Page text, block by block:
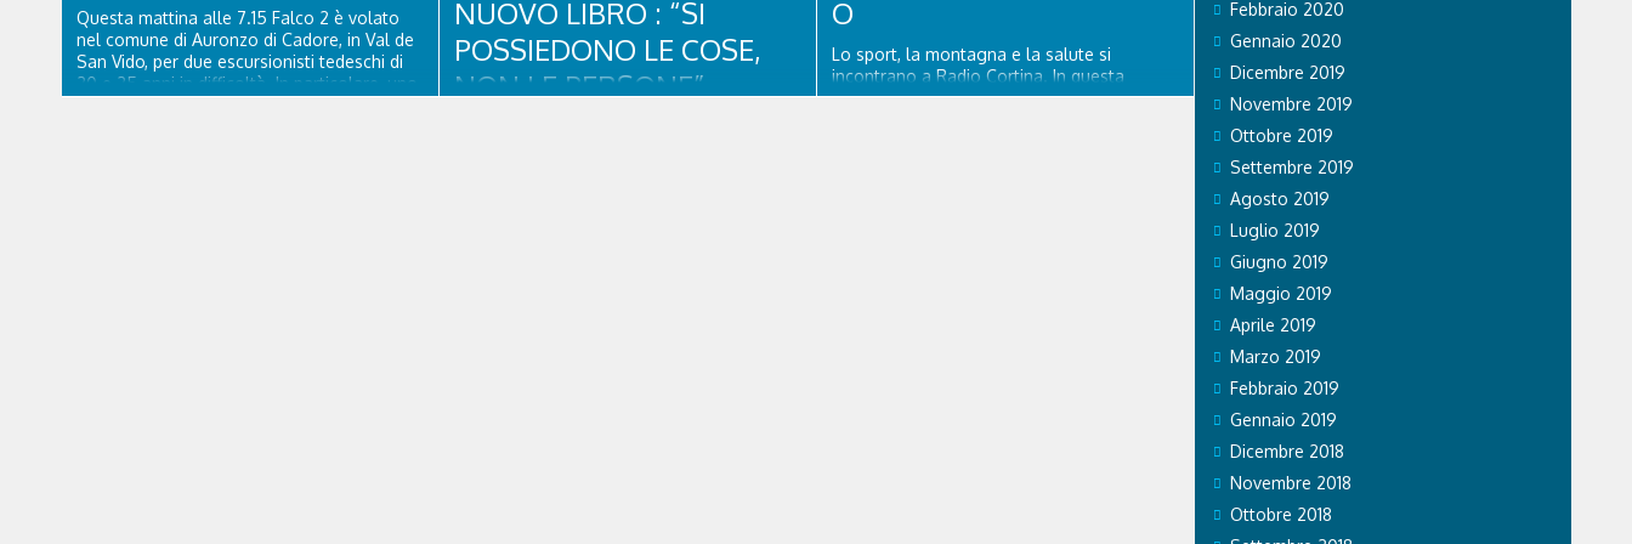
Questa mattina alle 7.15 Falco 2 è volato
nel comune di Auronzo di Cadore, in Val de
San Vido, per due escursionisti tedeschi di
20 e 25 anni in difficoltà. In particolare, uno
NUOVO LIBRO : “SI
POSSIEDONO LE COSE,
NON LE PERSONE”.
O
Lo sport, la montagna e la salute si
incontrano a Radio Cortina. In questa
puntata ospiti Adam Jmili Direttore
Febbraio 2020
Gennaio 2020
Dicembre 2019
Novembre 2019
Ottobre 2019
Settembre 2019
Agosto 2019
Luglio 2019
Giugno 2019
Maggio 2019
Aprile 2019
Marzo 2019
Febbraio 2019
Gennaio 2019
Dicembre 2018
Novembre 2018
Ottobre 2018